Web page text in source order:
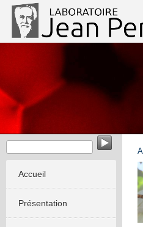
EvoMorph - Evolution &
Accueil
Présentation